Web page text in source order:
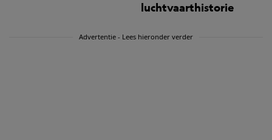
luchtvaarthistorie
Advertentie - Lees hieronder verder